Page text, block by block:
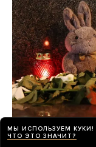
МЫ ИСПОЛЬЗУЕМ КУКИ!
ЧТО ЭТО ЗНАЧИТ?